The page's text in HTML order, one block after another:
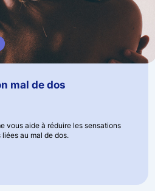
mal de dos
vous aide à réduire les sensations
au mal de dos.